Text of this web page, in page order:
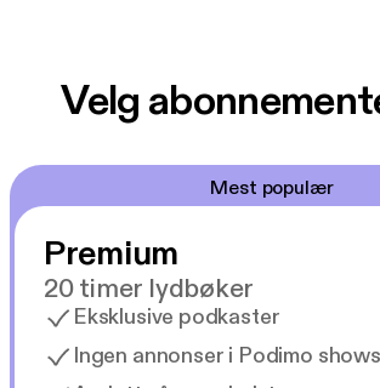
Velg
Mest populær
Premium
20 timer lydbøker
Eksklusive podkaster
Ingen annonser i Podimo shows